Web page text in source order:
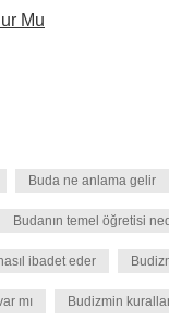
Mu
Buda ne anlama gelir
Budanın temel öğretisi
ibadet eder
mı Budizmin